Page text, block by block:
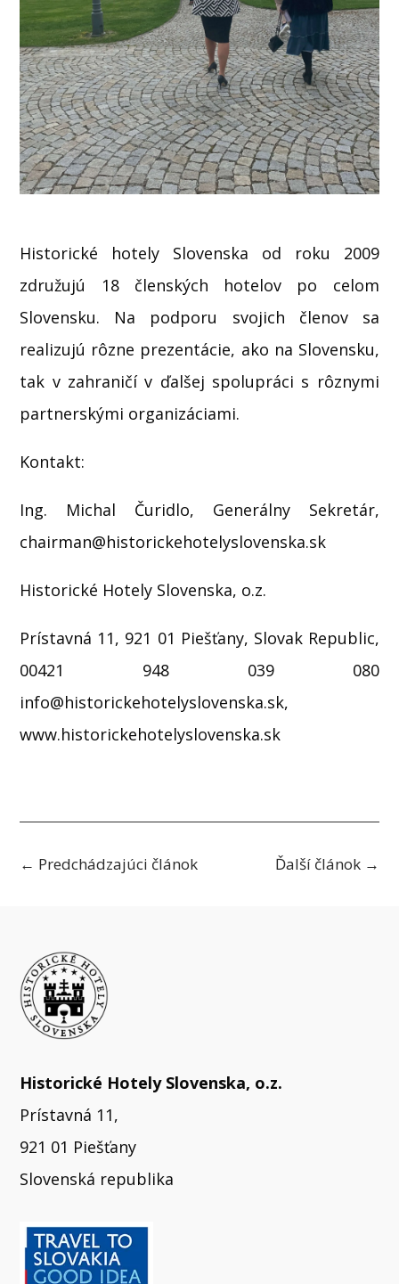
Historické hotely Slovenska od roku 2009
združujú 18 členských hotelov po celom
Slovensku. Na podporu svojich členov sa
realizujú rôzne prezentácie, ako na Slovensku,
tak v zahraničí v ďalšej spolupráci s rôznymi
partnerskými organizáciami.
Kontakt:
Ing. Michal Čuridlo, Generálny Sekretár,
chairman@historickehotelyslovenska.sk
Historické Hotely Slovenska, o.z.
Prístavná 11, 921 01 Piešťany, Slovak Republic,
00421 948 039 080
info@historickehotelyslovenska.sk,
www.historickehotelyslovenska.sk
← Predchádzajúci článok Ďalší článok→
Historické Hotely Slovenska, o.z.
Prístavná 11,
921 01 Piešťany
Slovenská republika